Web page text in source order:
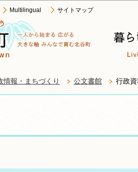
Multilingual サイトマップ
情報・まちづくり 公文書館 行政